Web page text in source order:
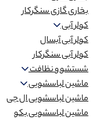
بخاری گازی سنگرکار
کولر آبی
کولر آبی آبسال
کولر آبی سنگرکار
شستشو و نظافت
ماشین لباسشویی
ماشین لباسشویی ال جی
ماشین لباسشویی بکو